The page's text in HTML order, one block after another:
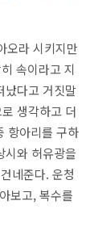
오라 시키지만
속이라고 지
났다고 거짓말
생각하고 더
항아리를 구하
시와 허유광을
네준다. 운청
보고, 복수를